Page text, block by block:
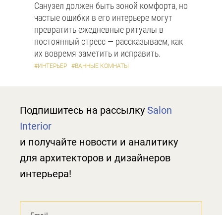
Санузел должен быть зоной комфорта, но
частые ошибки в его интерьере могут
превратить ежедневные ритуалы в
постоянный стресс — рассказываем, как
их вовремя заметить и исправить.
#ИНТЕРЬЕР #ВАННЫЕ КОМНАТЫ
Подпишитесь на рассылку Salon
Interior
и получайте новости и аналитику
для архитекторов и дизайнеров
интерьера!